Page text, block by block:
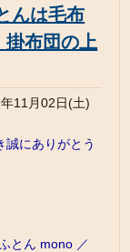
んは毛布
掛布団の上
11月02日(土)
誠にありがとう
とん mono ／